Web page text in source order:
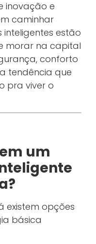
inovação e
caminhar
estão
morar na capital
conforto
tendência que
pra viver o
um
existem opções
básica